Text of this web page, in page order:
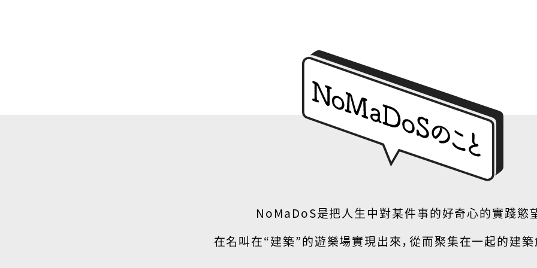
NoMaDoS是把人生中對某件事的好奇心的實踐慾望
在名叫在“建築”的遊樂場實現出來， 從而聚集在一起的建築